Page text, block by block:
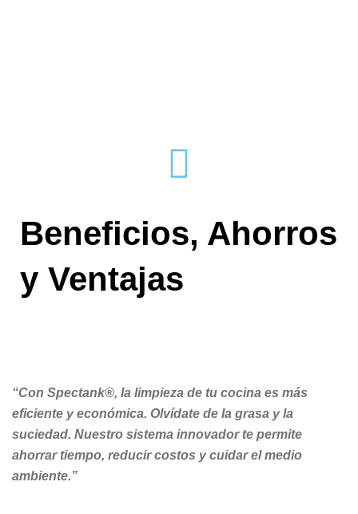
Beneficios, Ahorros
y Ventajas
“Con Spectank®, la limpieza de tu cocina es más
eficiente y económica. Olvídate de la grasa y la
suciedad. Nuestro sistema innovador te permite
ahorrar tiempo, reducir costos y cuidar el medio
ambiente.”